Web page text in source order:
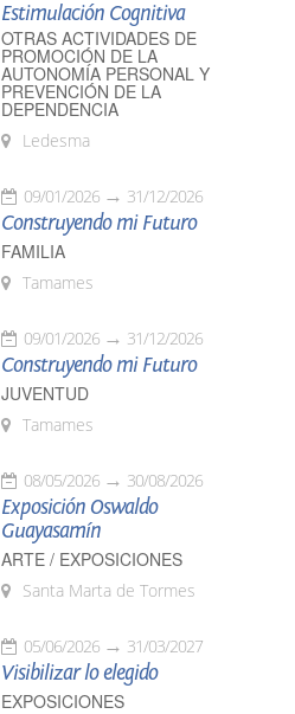
Estimulación Cognitiva
OTRAS ACTIVIDADES DE
PROMOCIÓN DE LA
AUTONOMÍA PERSONAL Y
PREVENCIÓN DE LA
DEPENDENCIA
Ledesma
09/01/2026 31/12/2026
Construyendo mi Futuro
FAMILIA
Tamames
09/01/2026 31/12/2026
Construyendo mi Futuro
JUVENTUD
Tamames
08/05/2026 30/08/2026
Exposición Oswaldo
Guayasamín
ARTE / EXPOSICIONES
Santa Marta de Tormes
05/06/2026 31/03/2027
Visibilizar lo elegido
EXPOSICIONES